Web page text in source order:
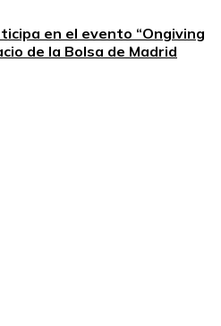
en el evento “Ongiving
de la Bolsa de Madrid